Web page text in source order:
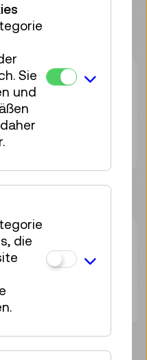
Ebene 0
Sie
und
die